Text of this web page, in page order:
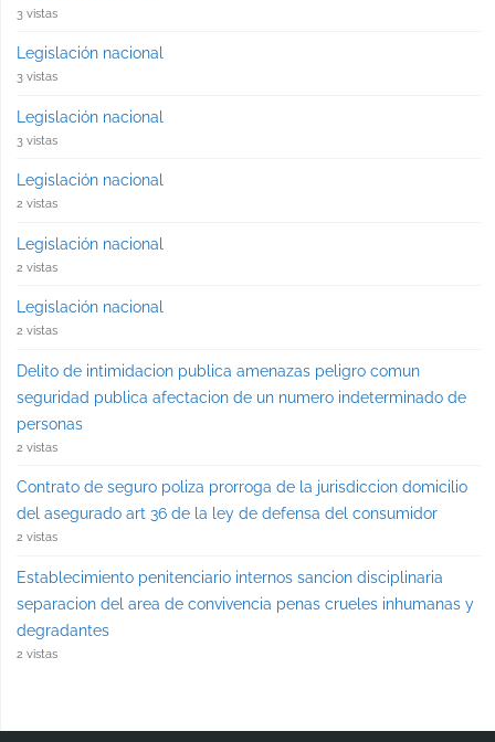
3 vistas
Legislación nacional
3 vistas
Legislación nacional
3 vistas
Legislación nacional
2 vistas
Legislación nacional
2 vistas
Legislación nacional
2 vistas
Delito de intimidacion publica amenazas peligro comun
seguridad publica afectacion de un numero indeterminado de
personas
2 vistas
Contrato de seguro poliza prorroga de la jurisdiccion domicilio
del asegurado art 36 de la ley de defensa del consumidor
2 vistas
Establecimiento penitenciario internos sancion disciplinaria
separacion del area de convivencia penas crueles inhumanas y
degradantes
2 vistas